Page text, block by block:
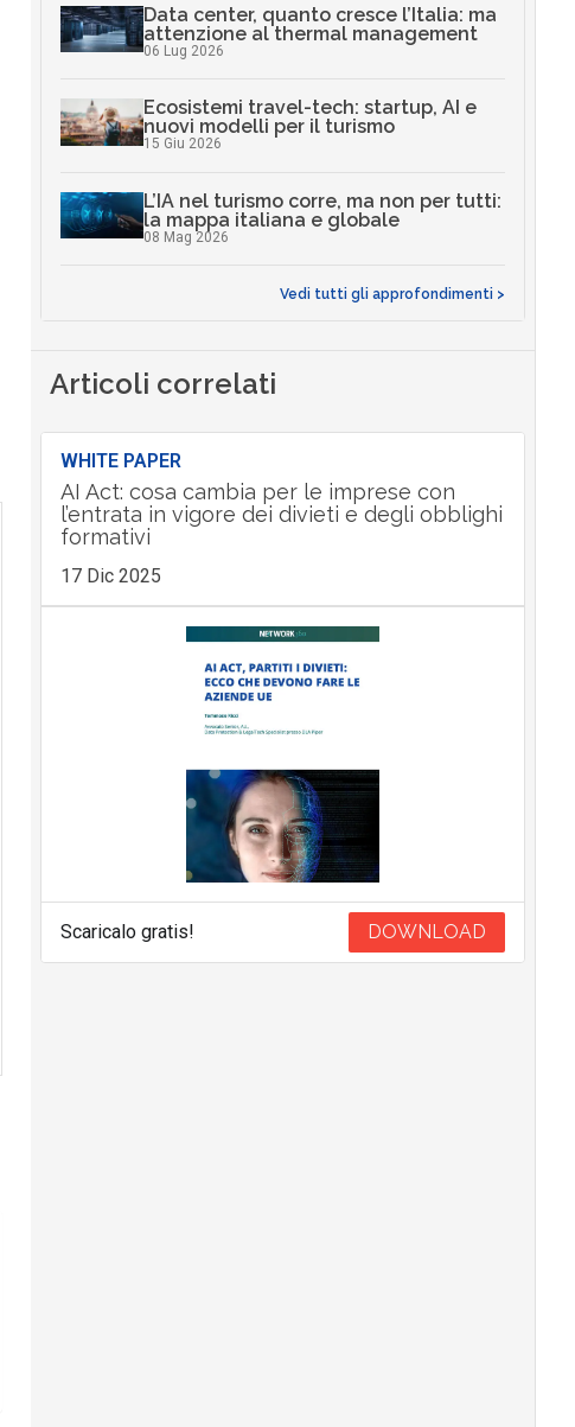
Data center, quanto cresce l’Italia: ma
attenzione al thermal management
06 Lug 2026
Ecosistemi travel-tech: startup, AI e
nuovi modelli per il turismo
15 Giu 2026
L’IA nel turismo corre, ma non per tutti:
la mappa italiana e globale
08 Mag 2026
Vedi tutti gli approfondimenti >
Articoli correlati
WHITE PAPER
AI Act: cosa cambia per le imprese con
l’entrata in vigore dei divieti e degli obblighi
formativi
17 Dic 2025
Scaricalo gratis! DOWNLOAD